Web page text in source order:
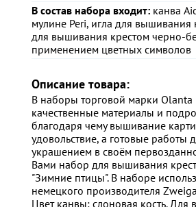
В состав набора входит: канва
мулине Peri, игла для вышивания
для вышивания крестом черно-
применением цветных символов
Описание товара:
В наборы торговой марки Olanta
качественные материалы и
благодаря чему вышивание
удовольствие, а готовые работы
украшением в своём
Вами набор для вышивания
"Зимние птицы". В наборе
немецкого производителя
Цвет канвы: слоновая кость. Для